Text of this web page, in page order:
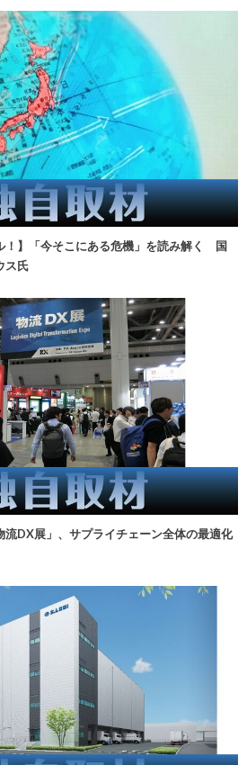
！】「今そこにある危機」を読み解く 国
ス氏
流DX展」、サプライチェーン全体の最適化